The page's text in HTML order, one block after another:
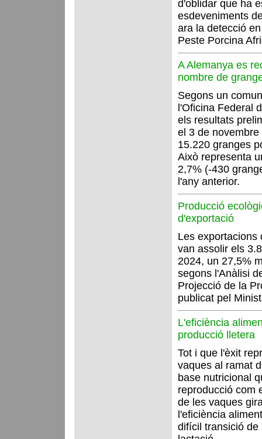
d'oblidar que ha
esdeveniments
ara la detecció
Peste Porcina
A Alemanya es
nombre de
Segons un
l'Oficina Federal
els resultats
el 3 de
15.220 granges
Això representa
2,7% (-430
l'any anterior.
Producció
d'exportació
Les exportacions
van assolir els
2024, un 27,5%
segons l'Anàlisi
Projecció de la
publicat pel
L'eficiència
producció lletera
Tot i que l'èxit
vaques al ramat
base nutricional
reproducció com
de les vaques
l'eficiència
difícil transició de